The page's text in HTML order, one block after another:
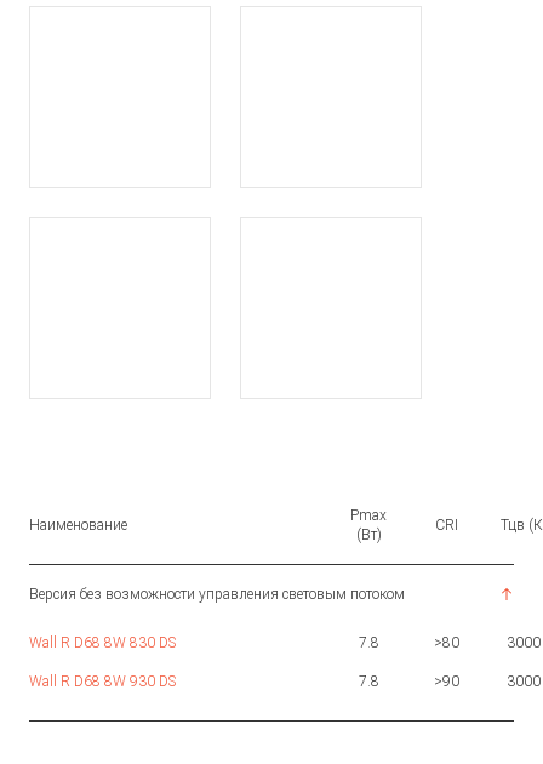
Наименование
Pmax
(Вт)
CRI Тцв
Версия без возможности управления световым потоком
Wall R D68 8W 830 DS 7.8 >80 3000
Wall R D68 8W 930 DS 7.8 >90 3000